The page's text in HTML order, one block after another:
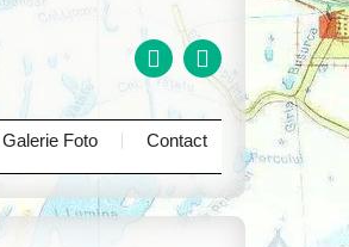
Galerie Foto Contact